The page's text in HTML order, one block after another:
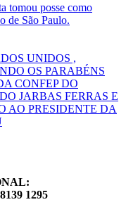
tomou posse como
de São Paulo.
UNIDOS ,
OS PARABÉNS
CONFEP DO
JARBAS FERRAS E
AO PRESIDENTE DA
1295